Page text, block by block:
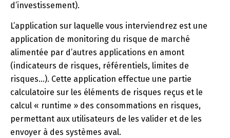
d’investissement).
L’application sur laquelle vous interviendrez est une
application de monitoring du risque de marché
alimentée par d’autres applications en amont
(indicateurs de risques, référentiels, limites de
risques…). Cette application effectue une partie
calculatoire sur les éléments de risques reçus et le
calcul « runtime » des consommations en risques,
permettant aux utilisateurs de les valider et de les
envoyer à des systèmes aval.